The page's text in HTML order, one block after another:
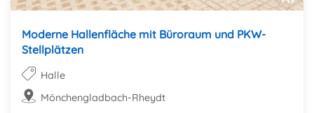
Moderne Hallenfläche mit Büroraum und PKW-
Stellplätzen
Halle
Mönchengladbach-Rheydt